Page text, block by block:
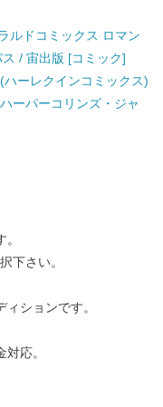
ルドコミックス ロマン
/ 宙出版 [コミック]
ーレクインコミックス)
ーパーコリンズ・ジャ
下さい。
ションです。
応。